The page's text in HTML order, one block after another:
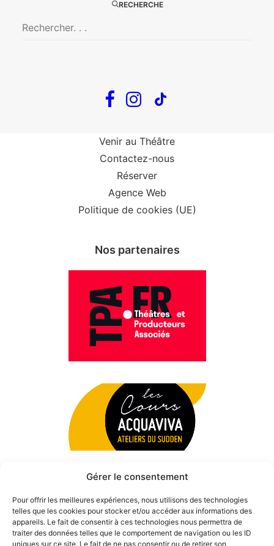
Gérer le consentement
Pour offrir les meilleures expériences, nous utilisons des technologies
telles que les cookies pour stocker et/ou accéder aux informations des
appareils. Le fait de consentir à ces technologies nous permettra de
traiter des données telles que le comportement de navigation ou les ID
uniques sur ce site. Le fait de ne pas consentir ou de retirer son
RECHERCHE
The Loop
Infos
Venir au Théâtre
Contactez-nous
Réserver
Agence Web
Politique de cookies (UE)
Nos partenaires